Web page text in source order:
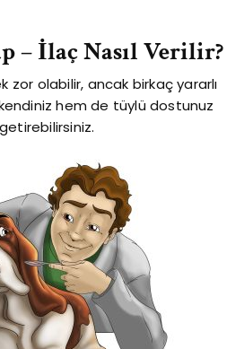
– İlaç Nasıl Verilir?
zor olabilir, ancak birkaç yararlı
hem de tüylü dostunuz